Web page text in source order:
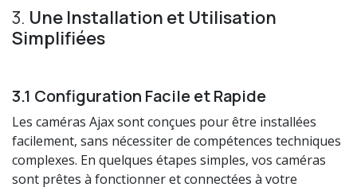
3. Une Installation et Utilisation
Simplifiées
3.1 Configuration Facile et Rapide
Les caméras Ajax sont conçues pour être installées
facilement, sans nécessiter de compétences techniques
complexes. En quelques étapes simples, vos caméras
sont prêtes à fonctionner et connectées à votre